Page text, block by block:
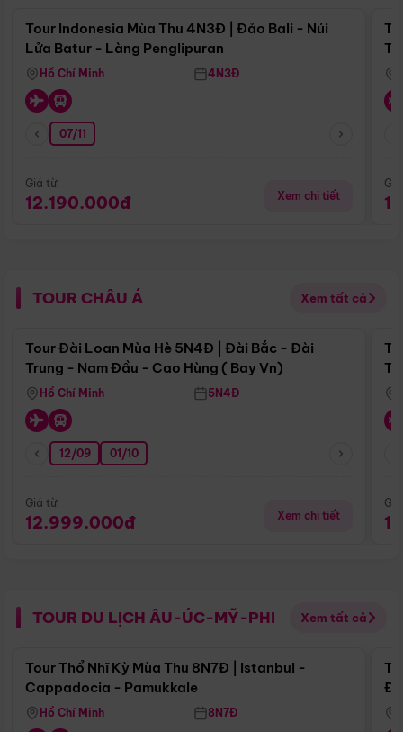
Tour Indonesia Mùa Thu 4N3Đ | Đảo Bali - Núi
Lửa Batur - Làng Penglipuran
Hồ Chí Minh 4N3Đ
07/11
Giá từ:
12.190.000đ Xem chi tiết
TOUR CHÂU Á Xem tất cả
Điểm nổi bật
Tour Đài Loan Mùa Hè 5N4Đ | Đài Bắc - Đài
Trung - Nam Đầu - Cao Hùng ( Bay Vn)
Hồ Chí Minh 5N4Đ
12/09 01/10
Giá từ:
12.999.000đ Xem chi tiết
TOUR DU LỊCH ÂU-ÚC-MỸ-PHI Xem tất cả
Điểm nổi bật
Tour Thổ Nhĩ Kỳ Mùa Thu 8N7Đ | Istanbul -
Cappadocia - Pamukkale
Hồ Chí Minh 8N7Đ